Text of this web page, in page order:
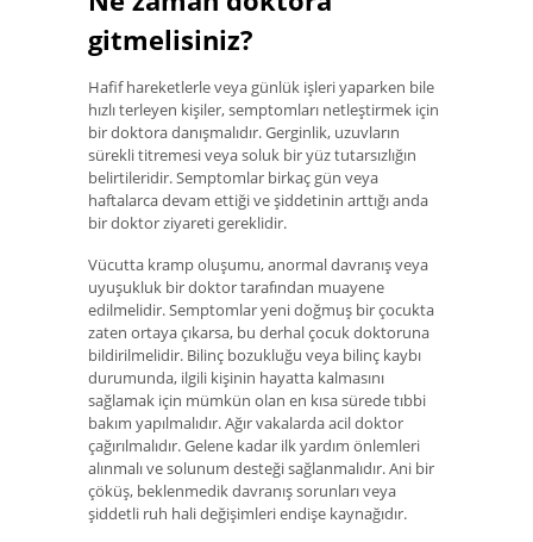
gitmelisiniz?
Hafif hareketlerle veya günlük işleri yaparken bile
hızlı terleyen kişiler, semptomları netleştirmek için
bir doktora danışmalıdır. Gerginlik, uzuvların
sürekli titremesi veya soluk bir yüz tutarsızlığın
belirtileridir. Semptomlar birkaç gün veya
haftalarca devam ettiği ve şiddetinin arttığı anda
bir doktor ziyareti gereklidir.
Vücutta kramp oluşumu, anormal davranış veya
uyuşukluk bir doktor tarafından muayene
edilmelidir. Semptomlar yeni doğmuş bir çocukta
zaten ortaya çıkarsa, bu derhal çocuk doktoruna
bildirilmelidir. Bilinç bozukluğu veya bilinç kaybı
durumunda, ilgili kişinin hayatta kalmasını
sağlamak için mümkün olan en kısa sürede tıbbi
bakım yapılmalıdır. Ağır vakalarda acil doktor
çağırılmalıdır. Gelene kadar ilk yardım önlemleri
alınmalı ve solunum desteği sağlanmalıdır. Ani bir
çöküş, beklenmedik davranış sorunları veya
şiddetli ruh hali değişimleri endişe kaynağıdır.